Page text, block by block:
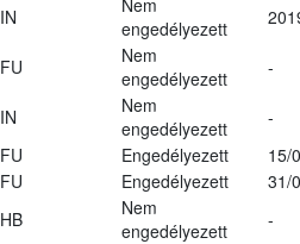
IN
Nem
engedélyezett
FU
Nem
engedélyezett
-
IN
Nem
engedélyezett
-
FU Engedélyezett
15/
FU Engedélyezett
31/
HB
Nem
engedélyezett
-